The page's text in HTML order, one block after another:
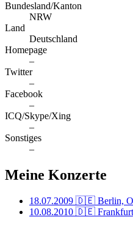
Bundesland/Kanton
NRW
Land
Deutschland
Homepage
–
Twitter
–
Facebook
–
ICQ/Skype/Xing
–
Sonstiges
–
Meine Konzerte
18.07.2009 🇩🇪 Berlin,
10.08.2010 🇩🇪 Frankfurt,